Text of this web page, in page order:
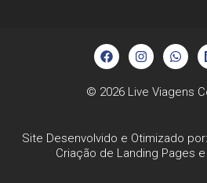
F
a
c
b
I
n
s
a
m
W
h
a
s
© 2026 Live Viagens
Site Desenvolvido e Otimizado
Criação de Landing Pages e